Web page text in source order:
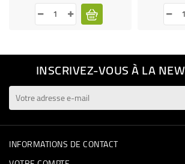
INSCRIVEZ-VOUS À LA
INFORMATIONS DE CONTACT